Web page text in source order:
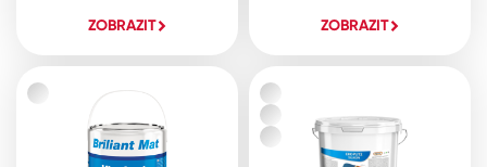
ZOBRAZIT ZOBRAZIT